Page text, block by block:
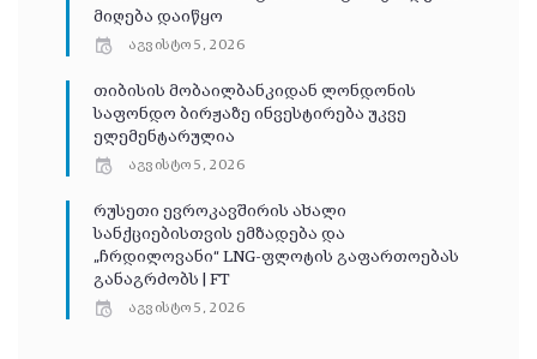
მიღება დაიწყო
აგვისტო 5, 2026
თიბისის მობაილბანკიდან ლონდონის
საფონდო ბირჟაზე ინვესტირება უკვე
ელემენტარულია
აგვისტო 5, 2026
რუსეთი ევროკავშირის ახალი
სანქციებისთვის ემზადება და
„ჩრდილოვანი“ LNG-ფლოტის გაფართოებას
განაგრძობს | FT
აგვისტო 5, 2026